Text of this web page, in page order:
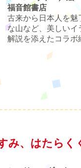
福音館書店
古来から日本人を魅
な山など、美しいイ
解説を添えたコラボ
、はたらく